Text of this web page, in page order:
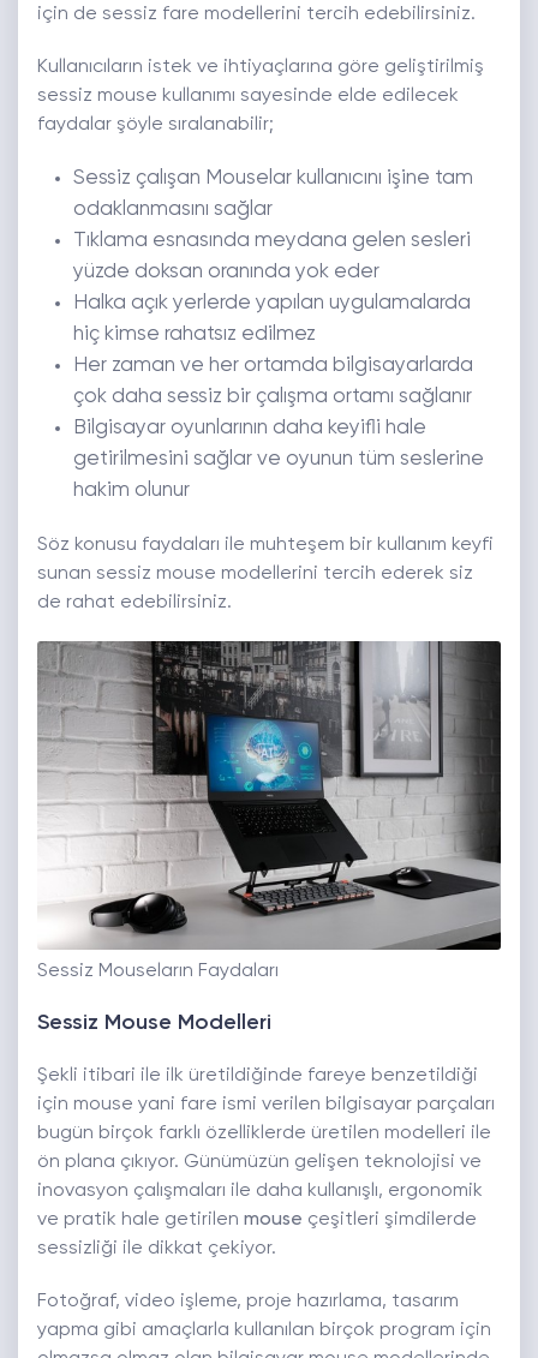
için de sessiz fare modellerini tercih edebilirsiniz.
Kullanıcıların istek ve ihtiyaçlarına göre geliştirilmiş
sessiz mouse kullanımı sayesinde elde edilecek
faydalar şöyle sıralanabilir;
Sessiz çalışan Mouselar kullanıcını işine tam
odaklanmasını sağlar
Tıklama esnasında meydana gelen sesleri
yüzde doksan oranında yok eder
Halka açık yerlerde yapılan uygulamalarda
hiç kimse rahatsız edilmez
Her zaman ve her ortamda bilgisayarlarda
çok daha sessiz bir çalışma ortamı sağlanır
Bilgisayar oyunlarının daha keyifli hale
getirilmesini sağlar ve oyunun tüm seslerine
hakim olunur
Söz konusu faydaları ile muhteşem bir kullanım keyfi
sunan sessiz mouse modellerini tercih ederek siz
de rahat edebilirsiniz.
Sessiz Mouseların Faydaları
Sessiz Mouse Modelleri
Şekli itibari ile ilk üretildiğinde fareye benzetildiği
için mouse yani fare ismi verilen bilgisayar parçaları
bugün birçok farklı özelliklerde üretilen modelleri ile
ön plana çıkıyor. Günümüzün gelişen teknolojisi ve
inovasyon çalışmaları ile daha kullanışlı, ergonomik
ve pratik hale getirilen mouse çeşitleri şimdilerde
sessizliği ile dikkat çekiyor.
Fotoğraf, video işleme, proje hazırlama, tasarım
yapma gibi amaçlarla kullanılan birçok program için